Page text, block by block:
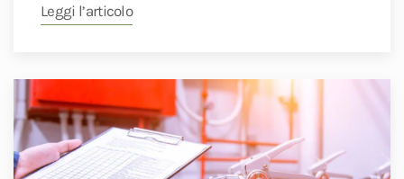
Leggi l’articolo